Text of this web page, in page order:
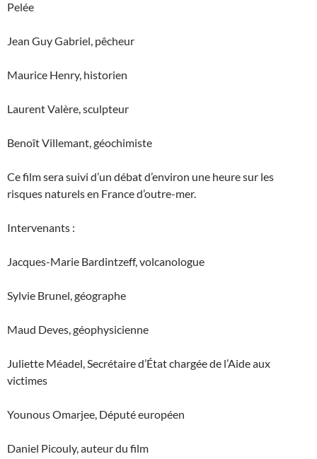
Pelée
Jean Guy Gabriel, pêcheur
Maurice Henry, historien
Laurent Valère, sculpteur
Benoît Villemant, géochimiste
Ce film sera suivi d’un débat d’environ une heure sur les
risques naturels en France d’outre-mer.
Intervenants :
Jacques-Marie Bardintzeff, volcanologue
Sylvie Brunel, géographe
Maud Deves, géophysicienne
Juliette Méadel, Secrétaire d’État chargée de l’Aide aux
victimes
Younous Omarjee, Député européen
Daniel Picouly, auteur du film